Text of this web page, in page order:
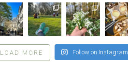
LOAD MORE Follow on Instagram